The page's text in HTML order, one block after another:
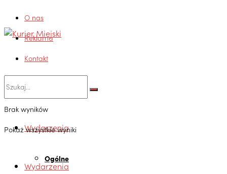
O nas
Reklama
Kontakt
Brak wyników
Pokaż wszystkie wyniki
Wydarzenia
Ogólne
Wydarzenia